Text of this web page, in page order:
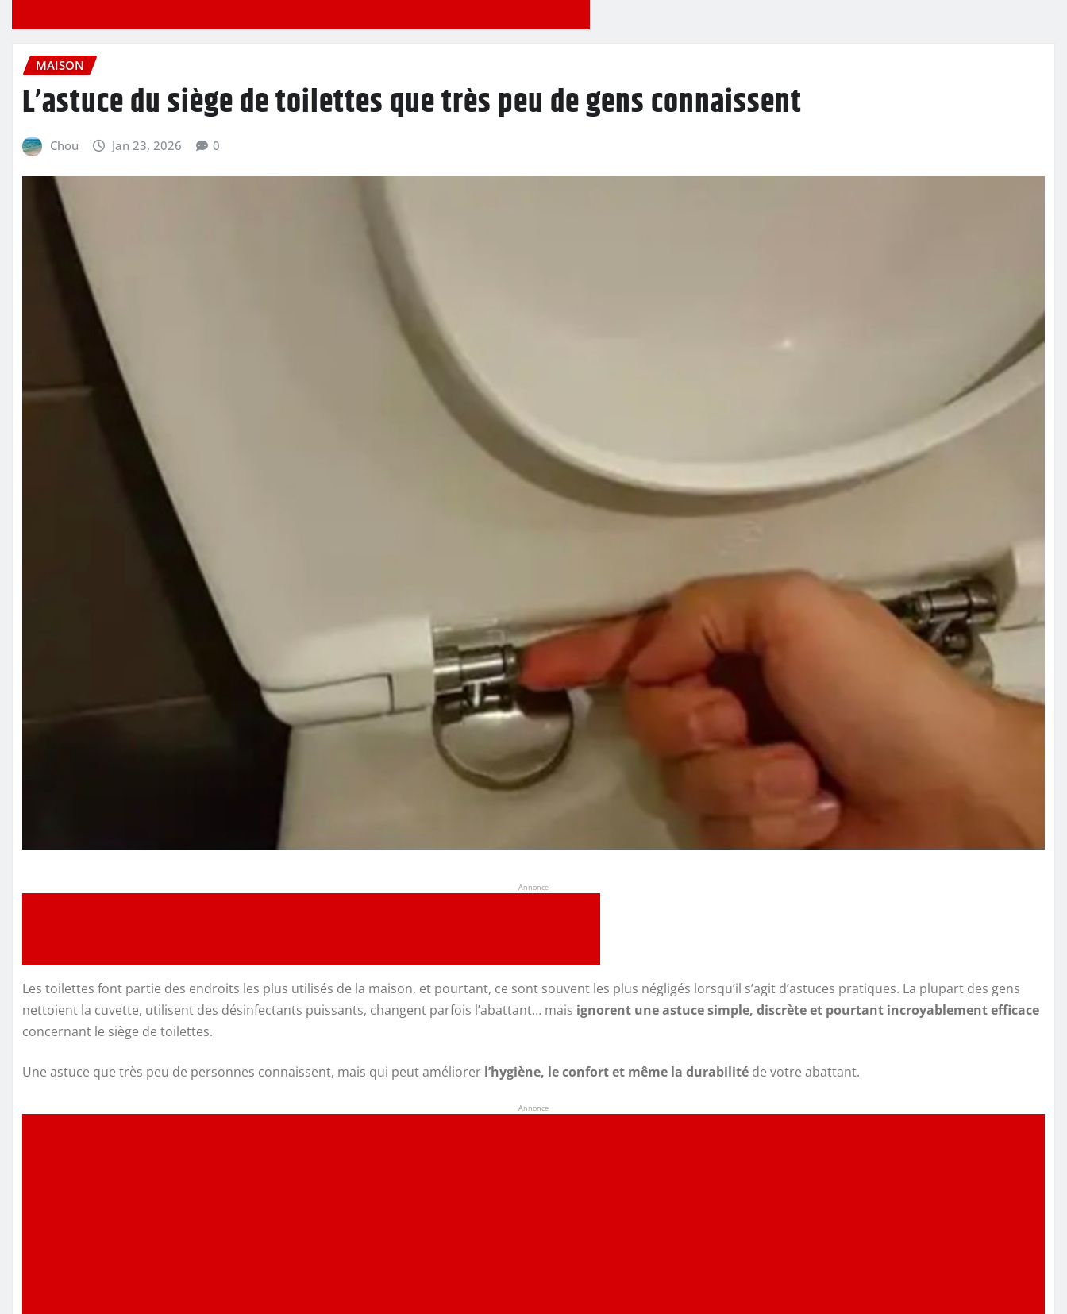
MAISON
L’astuce du siège de toilettes que très peu de gens connaissent
Chou Jan 23, 2026 0
Annonce
Les toilettes font partie des endroits les plus utilisés de la maison, et pourtant, ce sont souvent les plus négligés lorsqu’il s’agit d’astuces pratiques. La plupart des gens
nettoient la cuvette, utilisent des désinfectants puissants, changent parfois l’abattant… mais ignorent une astuce simple, discrète et pourtant incroyablement efficace
concernant le siège de toilettes.
Une astuce que très peu de personnes connaissent, mais qui peut améliorer l’hygiène, le confort et même la durabilité de votre abattant.
Annonce